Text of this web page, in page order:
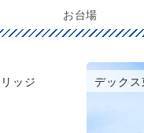
お台場
ッジ デック